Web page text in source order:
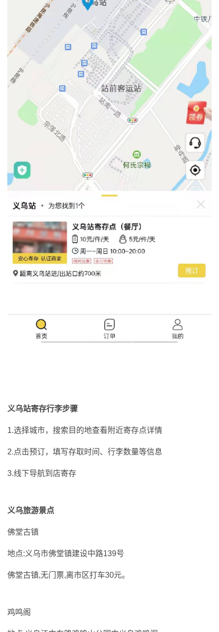
义乌站寄存行李步骤
1.选择城市，搜索目的地查看附近寄存点详情
2.点击预订，填写存取时间、行李数量等信息
3.线下导航到店寄存
义乌旅游景点
佛堂古镇
地点:义乌市佛堂镇建设中路139号
佛堂古镇,无门票,离市区打车30元。
鸡鸣阁